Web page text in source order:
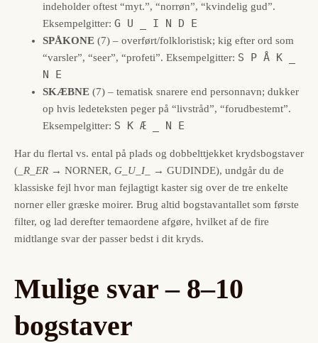
indeholder oftest “myt.”, “norrøn”, “kvindelig gud”.
Eksempelgitter: G U _ I N D E
SPÅKONE (7) – overført/folkloristisk; kig efter ord som
“varsler”, “seer”, “profeti”. Eksempelgitter: S P Å K _
N E
SKÆBNE (7) – tematisk snarere end personnavn; dukker
op hvis ledeteksten peger på “livstråd”, “forudbestemt”.
Eksempelgitter: S K Æ _ N E
Har du flertal vs. ental på plads og dobbelttjekket krydsbogstaver
( _R_ER → NORNER, G_U_I_
→ GUDINDE), undgår du de
klassiske fejl hvor man fejlagtigt kaster sig over de tre enkelte
norner eller græske moirer. Brug altid bogstavantallet som første
filter, og lad derefter temaordene afgøre, hvilket af de fire
midtlange svar der passer bedst i dit kryds.
Mulige svar – 8–10
bogstaver